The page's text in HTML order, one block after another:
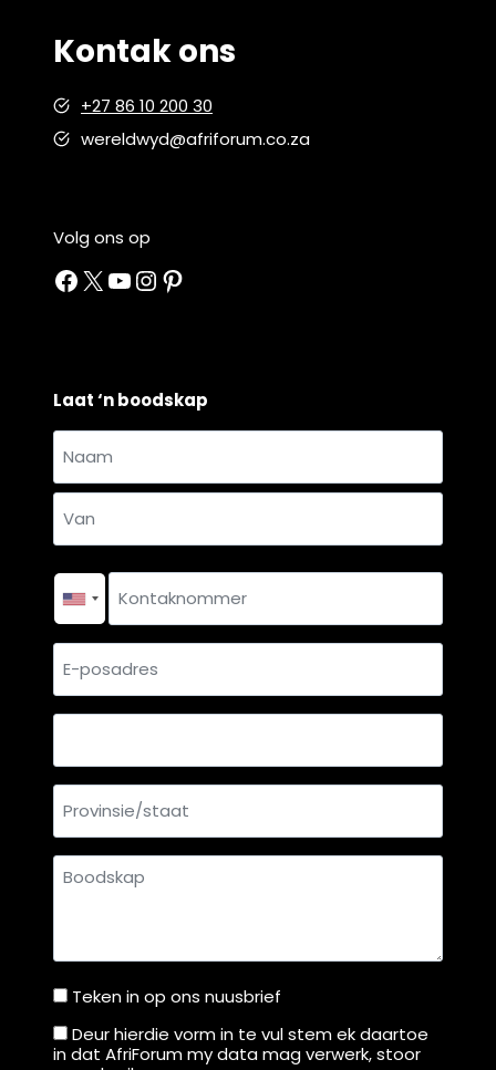
Kontak ons
+27 86 10 200 30
wereldwyd@afriforum.co.za
Volg ons op
Facebook
X YouTube
Instagram
Pinterest
Laat ‘n boodskap
Naam
Kontaknommer
posadres
Provinsie/staat
Boodskap
Teken
in
op
Teken in op ons nuusbrief
Deur
Deur hierdie vorm in te vul stem ek daartoe
in dat AfriForum my data mag verwerk, stoor